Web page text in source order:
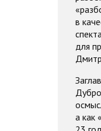
в
для
а как